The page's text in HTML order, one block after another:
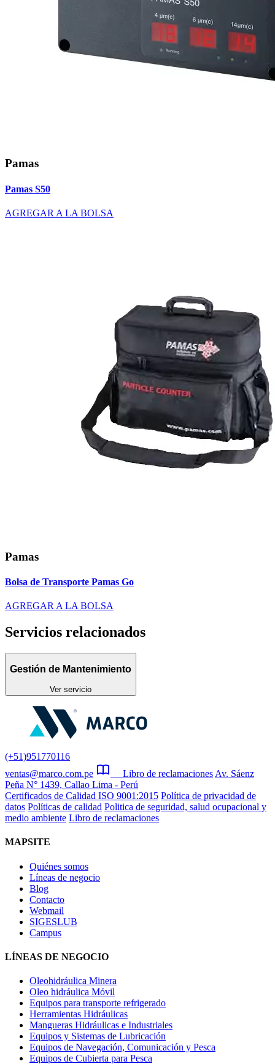
Pamas
Pamas S50
AGREGAR A LA BOLSA
Pamas
Bolsa de Transporte Pamas Go
AGREGAR A LA BOLSA
Servicios relacionados
Gestión de Mantenimiento
Ver servicio
(+51)951770116
ventas@marco.com.pe
Libro de reclamaciones Av. Sáenz
Peña N° 1439, Callao Lima - Perú
Certificados de Calidad ISO 9001:2015 Política de privacidad de
datos Políticas de calidad Politica de seguridad, salud ocupacional y
medio ambiente Libro de reclamaciones
MAPSITE
Quiénes somos
Líneas de negocio
Blog
Contacto
Webmail
SIGESLUB
Campus
LÍNEAS DE NEGOCIO
Oleohidráulica Minera
Oleo hidráulica Móvil
Equipos para transporte refrigerado
Herramientas Hidráulicas
Mangueras Hidráulicas e Industriales
Equipos y Sistemas de Lubricación
Equipos de Navegación, Comunicación y Pesca
Equipos de Cubierta para Pesca